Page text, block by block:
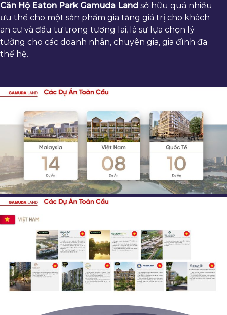
Căn Hộ Eaton Park Gamuda Land sở hữu quá nhiều
ưu thế cho một sản phẩm gia tăng giá trị cho khách
an cư và đầu tư trong tương lai, là sự lựa chọn lý
tưởng cho các doanh nhân, chuyên gia, gia đình đa
thế hệ.